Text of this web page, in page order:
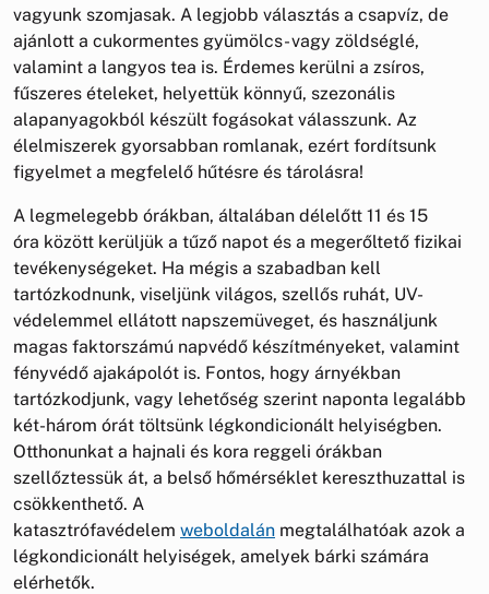
vagyunk szomjasak. A legjobb választás a csapvíz, de
ajánlott a cukormentes gyümölcs- vagy zöldséglé,
valamint a langyos tea is. Érdemes kerülni a zsíros,
fűszeres ételeket, helyettük könnyű, szezonális
alapanyagokból készült fogásokat válasszunk. Az
élelmiszerek gyorsabban romlanak, ezért fordítsunk
figyelmet a megfelelő hűtésre és tárolásra!
A legmelegebb órákban, általában délelőtt 11 és 15
óra között kerüljük a tűző napot és a megerőltető fizikai
tevékenységeket. Ha mégis a szabadban kell
tartózkodnunk, viseljünk világos, szellős ruhát, UV-
védelemmel ellátott napszemüveget, és használjunk
magas faktorszámú napvédő készítményeket, valamint
fényvédő ajakápolót is. Fontos, hogy árnyékban
tartózkodjunk, vagy lehetőség szerint naponta legalább
két-három órát töltsünk légkondicionált helyiségben.
Otthonunkat a hajnali és kora reggeli órákban
szellőztessük át, a belső hőmérséklet kereszthuzattal is
csökkenthető. A
katasztrófavédelem weboldalán megtalálhatóak azok a
légkondicionált helyiségek, amelyek bárki számára
elérhetők.